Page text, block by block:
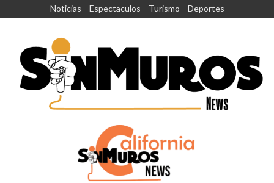
Noticias Espectaculos Turismo Deportes